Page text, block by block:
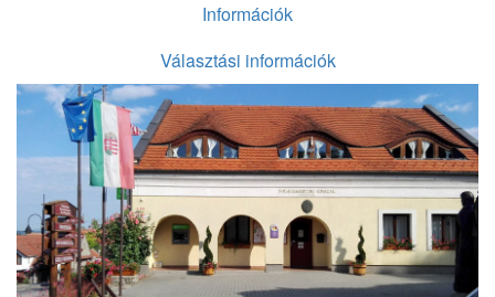
Információk
Választási információk